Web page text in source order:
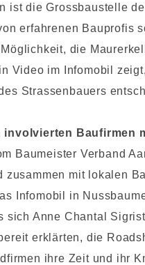
ist die Grossbaustelle
erfahrenen Bauprofis
die
Video im Infomobil
Strassenbauers
involvierten Baufirmen
Baumeister Verband
zusammen mit lokalen
Infomobil in
sich Anne Chantal
erklärten, die
ihre Zeit und ihr